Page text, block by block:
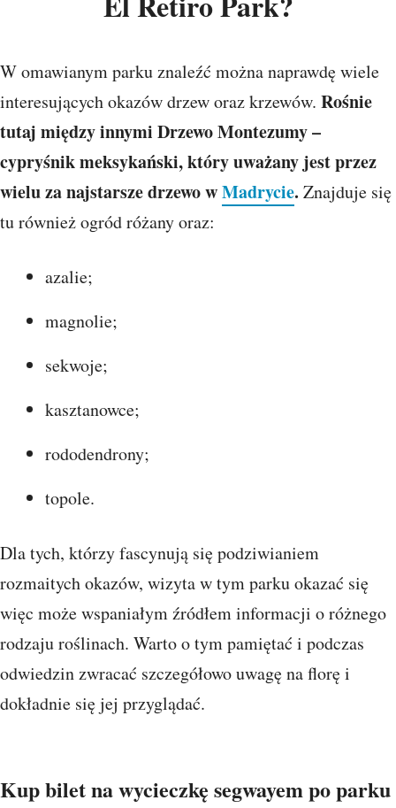
W omawianym parku znaleźć można naprawdę wiele
interesujących okazów drzew oraz krzewów. Rośnie
tutaj między innymi Drzewo Montezumy –
cypryśnik meksykański, który uważany jest przez
wielu za najstarsze drzewo wMadrycie. Znajduje się
tu również ogród różany oraz:
azalie;
magnolie;
sekwoje;
kasztanowce;
rododendrony;
topole.
Dla tych, którzy fascynują się podziwianiem
rozmaitych okazów, wizyta w tym parku okazać się
więc może wspaniałym źródłem informacji o różnego
rodzaju roślinach. Warto o tym pamiętać i podczas
odwiedzin zwracać szczegółowo uwagę na florę i
dokładnie się jej przyglądać.
Kup bilet na wycieczkę segwayem po parku